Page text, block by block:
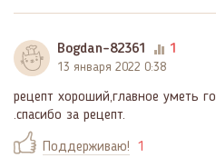
Bogdan-82361 1
13 января 2022 0:38
рецепт хороший,главное уметь
.спасибо за рецепт.
Поддерживаю! 1